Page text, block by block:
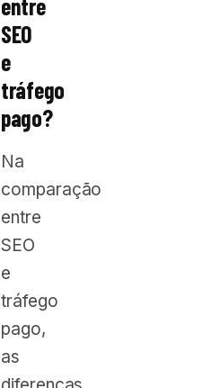
entre
SEO
e
tráfego
pago?
Na
comparação
entre
SEO
e
tráfego
pago,
as